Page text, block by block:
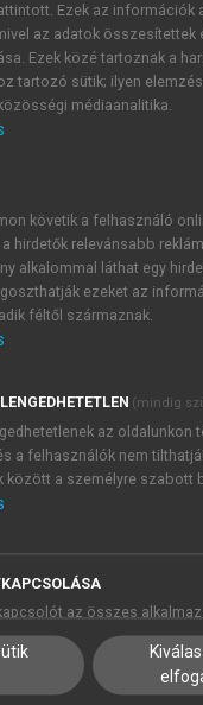
ahol a
működnek.
a modellt nevezik
és tudások révén
folyamatos és
Integration
épít.
hanem
Ezek az
az adatok összesítettek
Ezek közé tartoznak a
tartozó sütik; ilyen
médiaanalitika.
követik a felhasználó
hirdetők relevánsabb
alkalommal láthat egy
ezeket az
féltől származnak.
(mindig
az
a felhasználók nem
között a személyre szabott
az összes